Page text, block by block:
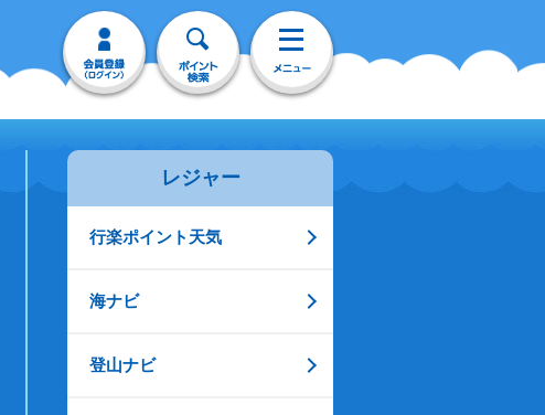
レジャー
行楽ポイント天気
海ナビ
登山ナビ